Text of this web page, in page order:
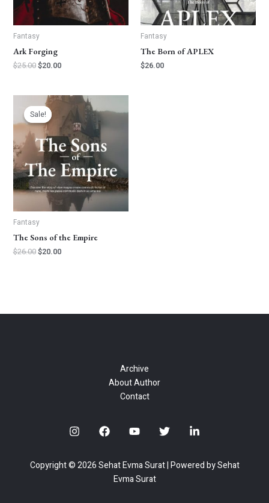
Fantasy
Ark Forging
$25.00$20.00
Fantasy
The Born of APLEX
$26.00
Sale!
Sale!
Fantasy
The Sons of the Empire
$26.00
Original
price
was:
$26.00.
$20.00
Current
price
is:
$20.00.
Archive
About Author
Contact
Copyright © 2026 Sehat Evma Surat | Powered by Sehat
Evma Surat